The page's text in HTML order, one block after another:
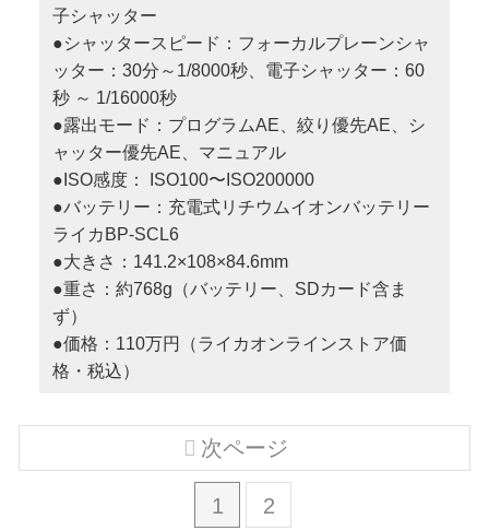
子シャッター
●シャッタースピード：フォーカルプレーンシャ
ッター：30分～1/8000秒、電子シャッター：60
秒 ～ 1/16000秒
●露出モード：プログラムAE、絞り優先AE、シ
ャッター優先AE、マニュアル
●ISO感度： ISO100〜ISO200000
●バッテリー：充電式リチウムイオンバッテリー
ライカBP-SCL6
●大きさ：141.2×108×84.6mm
●重さ：約768g（バッテリー、SDカード含ま
ず）
●価格：110万円（ライカオンラインストア価
格・税込）
1 2
次ページ